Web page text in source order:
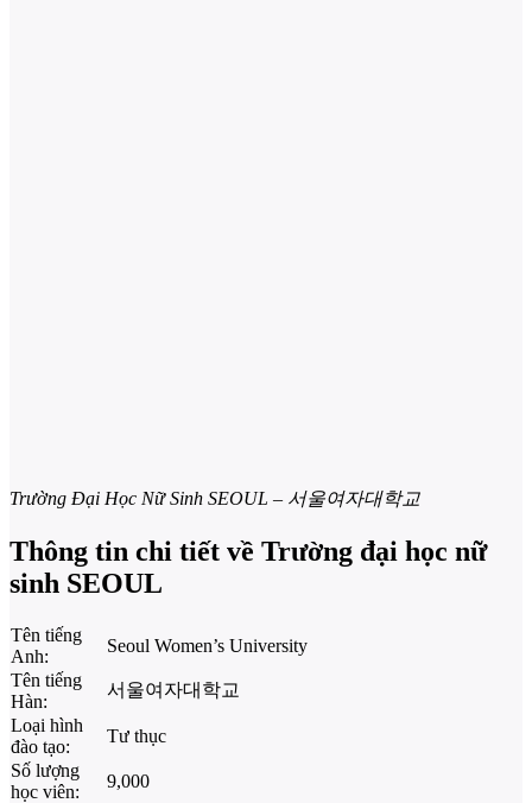
Trường Đại Học Nữ Sinh SEOUL – 서울여자대학교
Thông tin chi tiết về Trường đại học nữ
sinh SEOUL
Tên tiếng
Anh:
Seoul Women’s University
Tên tiếng
Hàn:
서울여자대학교
Loại hình
đào tạo:
Tư thục
Số lượng
học viên:
9,000